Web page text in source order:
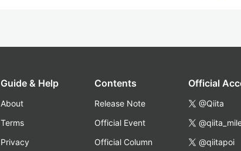
Guide & Help
About
Terms
Privacy
Contents
Release Note
Official Event
Official Column
Official
@Qiita
@qiitapoi